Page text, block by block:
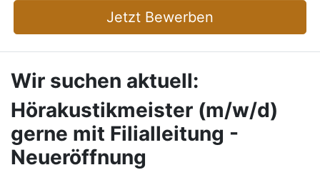
Jetzt Bewerben
Wir suchen aktuell:
Hörakustikmeister (m/w/d)
gerne mit Filialleitung -
Neueröffnung